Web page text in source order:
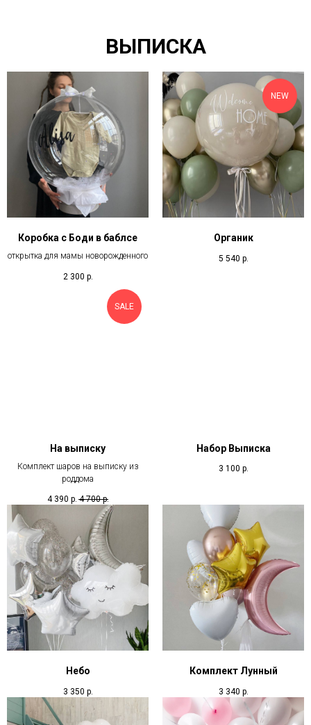
ВЫПИСКА
Коробка с Боди в баблсе
открытка для мамы новорожденного
2 300 р.
NEW
Органик
5 540 р.
SALE
На выписку
Комплект шаров на выписку из
роддома
4 390 р. 4 700 р.
Набор Выписка
3 100 р.
Небо
3 350 р.
Комплект Лунный
3 340 р.